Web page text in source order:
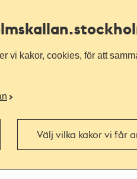
vi kakor, cookies, för att
Välj vilka kakor vi får